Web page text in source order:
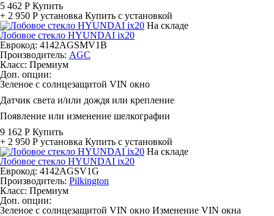
5 462 Р Купить
+ 2 950 Р установка Купить с установкой
На складе
Лобовое стекло HYUNDAI ix20
Еврокод: 4142AGSMV1B
Производитель: AGC
Класс: Премиум
Доп. опции:
Зеленое с солнцезащитой VIN окно
Датчик света и/или дождя или крепление
Появление или изменение шелкографии
9 162 Р Купить
+ 2 950 Р установка Купить с установкой
На складе
Лобовое стекло HYUNDAI ix20
Еврокод: 4142AGSV1G
Производитель: Pilkington
Класс: Премиум
Доп. опции:
Зеленое с солнцезащитой VIN окно Изменение VIN окна